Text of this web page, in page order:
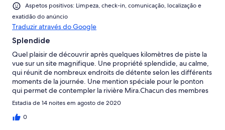
Aspetos positivos: Limpeza, check-in, comunicação, localização e
exatidão do anúncio
Traduzir através do Google
Splendide
Quel plaisir de découvrir après quelques kilomètres de piste la
vue sur un site magnifique. Une propriété splendide, au calme,
qui réunit de nombreux endroits de détente selon les différents
moments de la journée. Une mention spéciale pour le ponton
qui permet de contempler la rivière Mira.Chacun des membres
de notre groupe de 12 personnes âgées de 20 à 80 ans a pu
profiter des espaces communs comme des lieux d’intimité
(dépendances très bien aménagées ). Merci à Carlos pour son
Estadia de 14 noites em agosto de 2020
0